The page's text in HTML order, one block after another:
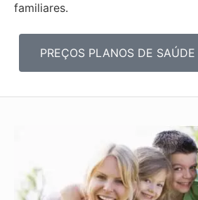
familiares.
PREÇOS PLANOS DE SAÚDE